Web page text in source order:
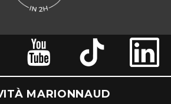
MARIONNAUD